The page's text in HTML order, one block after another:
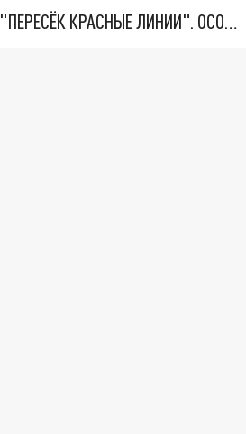
"ТЕРПЕНИЕ ПУТИНА ЛОПНУЛО". РЕКОРДНЫЙ УДАР ПО КИЕВУ "ПЕРЕСЁК КРАСНЫЕ ЛИНИИ". ОСОБЫЕ СПЕЦЫ КНДР НА ЛБС? ТАЙНЫЕ ПЕРЕГОВОРЫ ЕВРОПЫ И МОСКВЫ